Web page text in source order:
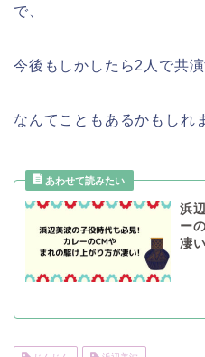
で、
今後もしかしたら2人で共演
なんてこともあるかもしれ
浜
ー
凄